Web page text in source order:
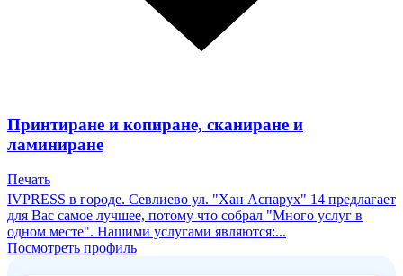
Принтиране и копиране, сканиране и
ламиниране
Печать
IVPRESS в городе. Севлиево ул. "Хан Аспарух" 14 предлагает
для Вас самое лучшее, потому что собрал "Много услуг в
одном месте". Нашими услугами являются:...
Посмотреть профиль